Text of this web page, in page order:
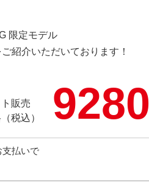
限定モデル
紹介いただいております！
販売
税込）
9280
支払いで